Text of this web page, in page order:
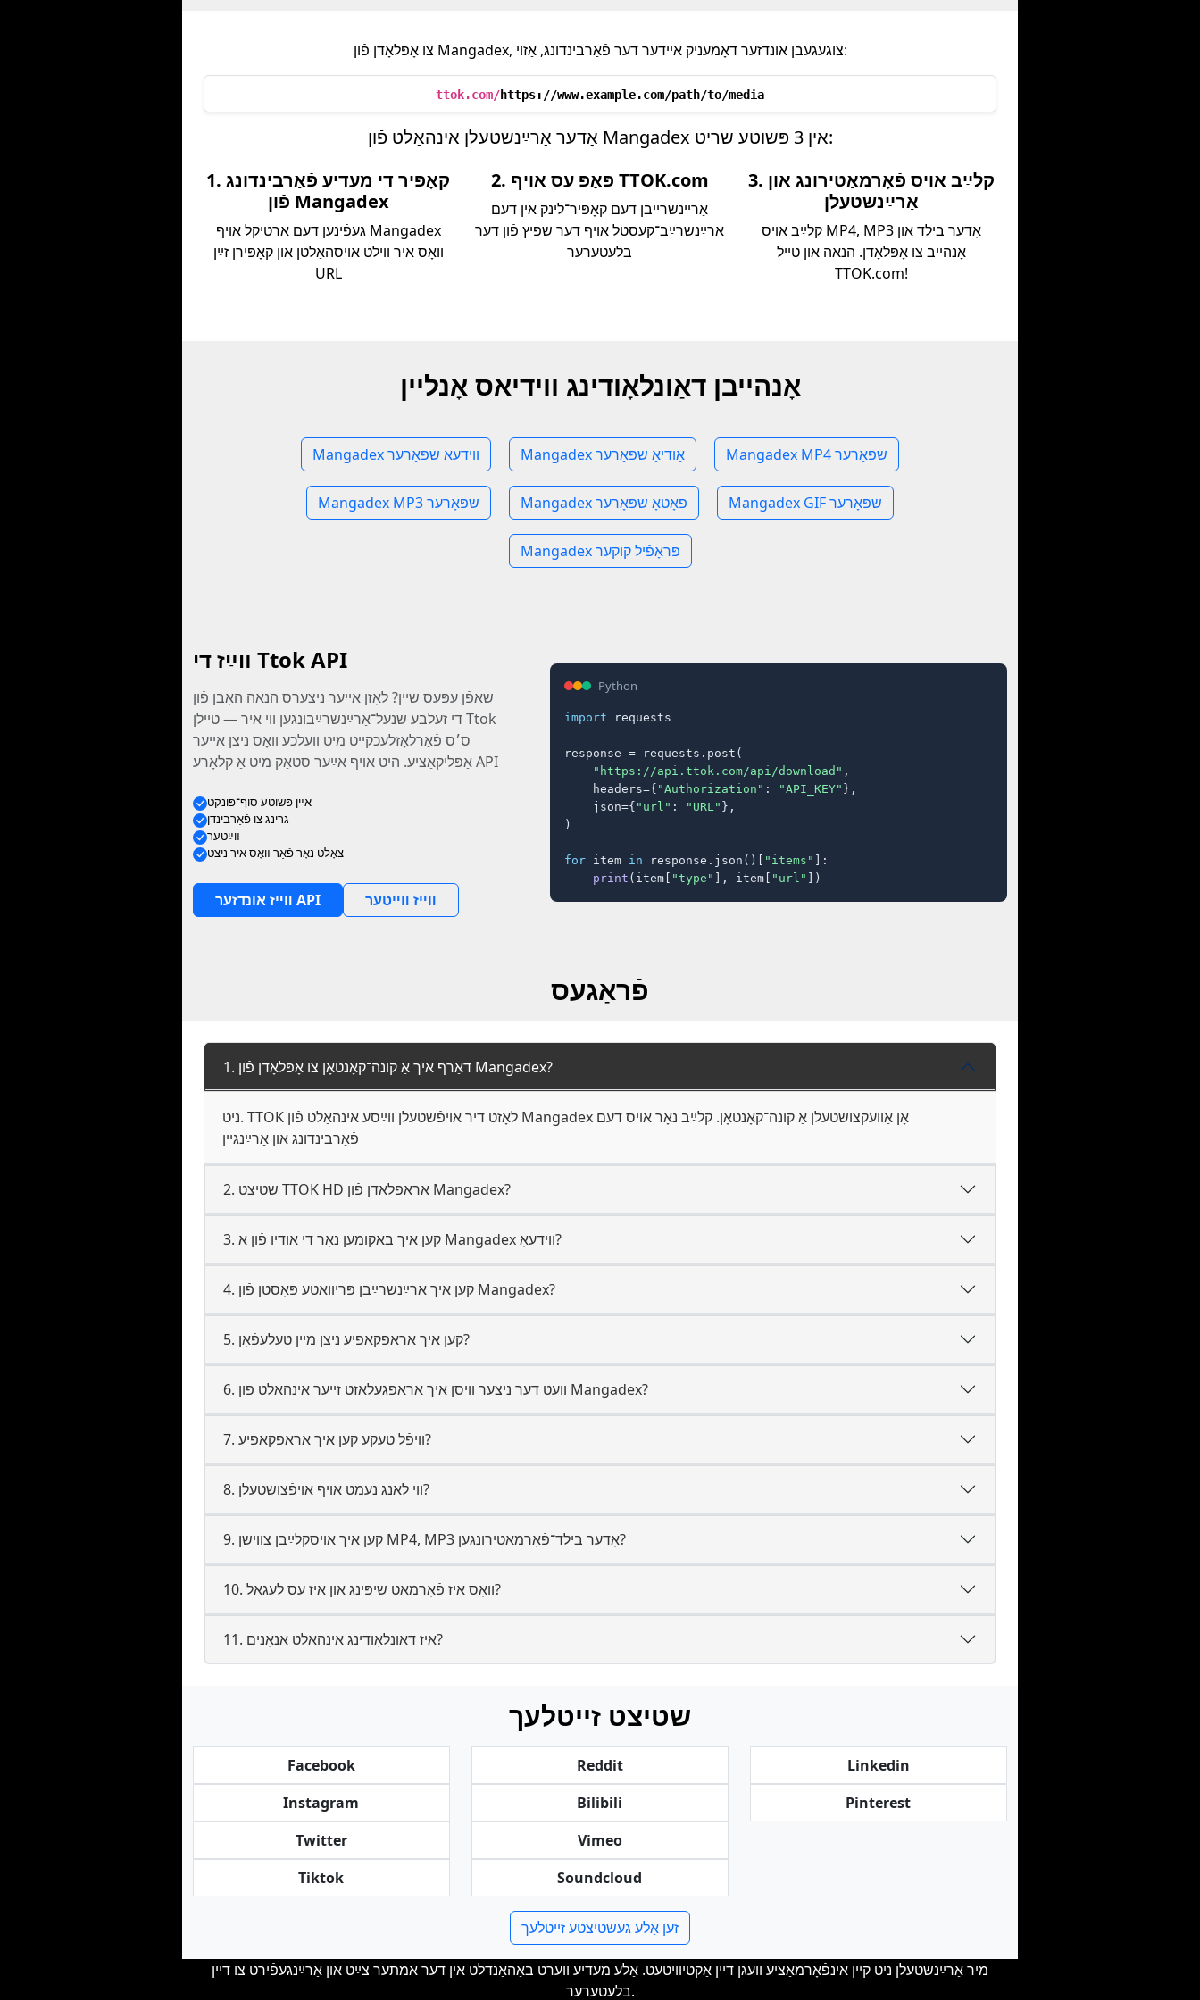
צו אָפּלאָדן פֿון Mangadex, צוגעגעבן אונדזער דאָמעניק איידער דער פֿאַרבינדונג, אַזוי:
ttok.com/https://www.example.com/path/to/media
אָדער אַרײַנשטעלן אינהאַלט פֿון Mangadex אין 3 פּשוטע שריט:
1. קאָפּיר די מעדיע פֿאַרבינדונג
פֿון Mangadex
געפֿינען דעם אַרטיקל אויף Mangadex
װאָס איר װילט אױסהאַלטן און קאָפּירן זײַן
URL
2. פּאַפּ עס אויף TTOK.com
אַרײַנשרײַבן דעם קאָפּיר־לינק אין דעם
אַרײַנשרײַב־קעסטל אױף דער שפּיץ פֿון דער
בלעטערער
3. קלײַב אויס פֿאָרמאַטירונג און
אַרײַנשטעלן
קלײַב אױס MP4, MP3 אָדער בילד און
אָנהײב צו אָפּלאָדן. הנאה און טייל
TTOK.com!
אָנהייבן דאַונלאָודינג ווידיאס אָנליין
Mangadex ווידעא שפּאָרער Mangadex אַודיאָ שפּאָרער Mangadex MP4 שפּאָרער
Mangadex MP3 שפּאָרער Mangadex פאָטאָ שפּאָרער Mangadex GIF שפּאָרער
Mangadex פּראָפֿיל קוקער
װײַז די Ttok API
שאַפֿן עפּעס שיין? לאָזן אייער ניצערס הנאה האָבן פֿון
די זעלבע שנעל־אַרײַנשרײַבונגען ווי איר — טיילן Ttok
ס׳ס פֿאַרלאָזלעכקייט מיט װעלכע װאָס ניצן אייער
אַפּליקאַציע. היט אױף אײַער סטאַק מיט אַ קלאָרע API
אײן פּשוטע סוף־פּונקט
גרינג צו פֿאַרבינדן
װײַטער
צאָלט נאָר פֿאַר װאָס איר ניצט
װײַז אונדזער API װײַז װײַטער
Python
import requests
response = requests.post(
"https://api.ttok.com/api/download" ,
    headers={
"Authorization" : "API_KEY" },
    json={
"url" : "URL" },
)
for item in response.json()[ "items" ]:
print (item[ "type" ], item[ "url" ])
פֿראַגעס
1. דאַרף איך אַ קונה־קאָנטאָן צו אָפּלאָדן פֿון Mangadex?
ניט. TTOK לאָזט דיר אױפֿשטעלן װײַסע אינהאַלט פֿון Mangadex אָן אַװעקצושטעלן אַ קונה־קאָנטאָן. קלײַב נאָר אױס דעם
פֿאַרבינדונג און אַרײַנגיין
2. שטיצט TTOK HD אראפלאדן פֿון Mangadex?
3. קען איך באַקומען נאָר די אודיו פֿון אַ Mangadex ווידעאָ?
4. קען איך אַרײַנשרײַבן פּריוואַטע פּאָסטן פֿון Mangadex?
5. קען איך אראפקאפיע ניצן מיין טעלעפֿאָן?
6. וועט דער ניצער וויסן איך אראפגעלאזט זייער אינהאַלט פון Mangadex?
7. וויפֿל טעקע קען איך אראפקאפיע?
8. ווי לאַנג נעמט אױף אױפֿצושטעלן?
9. קען איך אויסקלײַבן צװישן MP4, MP3 אָדער בילד־פֿאָרמאַטירונגען?
10. וואָס איז פֿאָרמאַט שיפּינג און איז עס לעגאַל?
11. איז דאַונלאָודינג אינהאַלט אַנאָנים?
שטיצט זייטלעך
Facebook
Instagram
Twitter
Tiktok
Reddit
Bilibili
Vimeo
Soundcloud
Linkedin
Pinterest
זען אַלע געשטיצטע זייטלעך
מיר אַרײַנשטעלן ניט קיין אינפֿאָרמאַציע וועגן דיין אַקטיװיטעט. אַלע מעדיע ווערט באַהאַנדלט אין דער אמתער צײַט און אַרײַנגעפֿירט צו דיין
בלעטערער.